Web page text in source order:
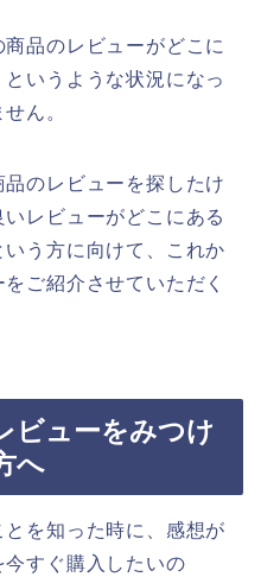
品のレビューがどこに
いうような状況になっ
ん。
のレビューを探したけ
レビューがどこにある
う方に向けて、これか
ご紹介させていただく
ビューをみつけ
へ
を知った時に、感想が
すぐ購入したいの